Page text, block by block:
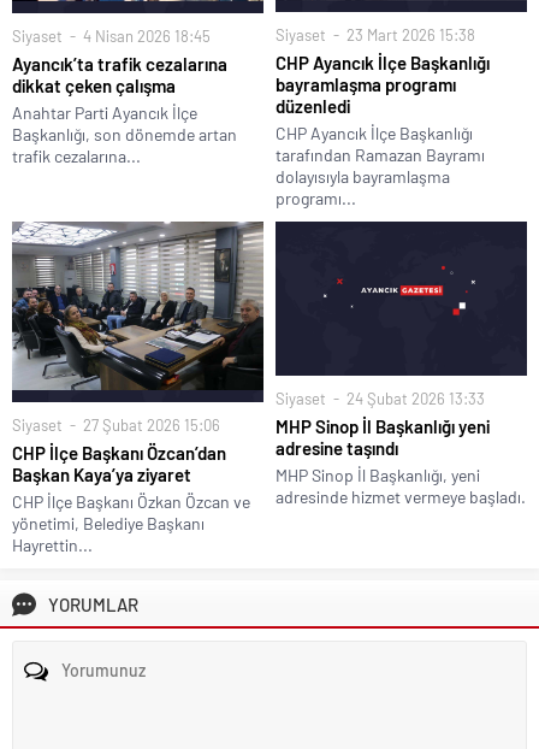
Siyaset 4 Nisan 2026 18:45
Ayancık’ta trafik cezalarına
dikkat çeken çalışma
Anahtar Parti Ayancık İlçe
Başkanlığı, son dönemde artan
trafik cezalarına...
Siyaset 23 Mart 2026 15:38
CHP Ayancık İlçe Başkanlığı
bayramlaşma programı
düzenledi
CHP Ayancık İlçe Başkanlığı
tarafından Ramazan Bayramı
dolayısıyla bayramlaşma
programı...
Siyaset 27 Şubat 2026 15:06
CHP İlçe Başkanı Özcan’dan
Başkan Kaya’ya ziyaret
CHP İlçe Başkanı Özkan Özcan ve
yönetimi, Belediye Başkanı
Hayrettin...
Siyaset 24 Şubat 2026 13:33
MHP Sinop İl Başkanlığı yeni
adresine taşındı
MHP Sinop İl Başkanlığı, yeni
adresinde hizmet vermeye başladı.
YORUMLAR